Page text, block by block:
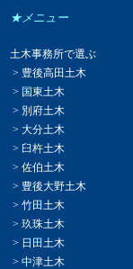
★メニュー
土木事務所で選ぶ
> 豊後高田土木
> 国東土木
> 別府土木
> 大分土木
> 臼杵土木
> 佐伯土木
> 豊後大野土木
> 竹田土木
> 玖珠土木
> 日田土木
> 中津土木